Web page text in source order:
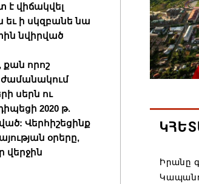
է վիճակվել
եւ ի սկզբանե նա
նվիրված
որոշ
ժամանակում
սերն ու
2020 թ.
Վերհիշեցինք
օրերը,
վերջին
և
նիստը
Իրանը